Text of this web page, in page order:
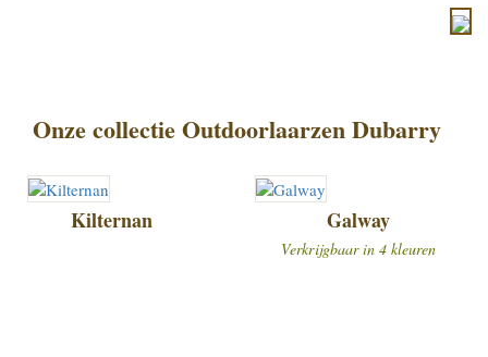
Onze collectie Outdoorlaarzen Dubarry
Kilternan Galway
Verkrijgbaar in 4 kleuren